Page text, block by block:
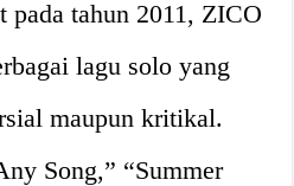
tahun 2011, ZICO
lagu solo yang
maupun kritikal.
Song,” “Summer